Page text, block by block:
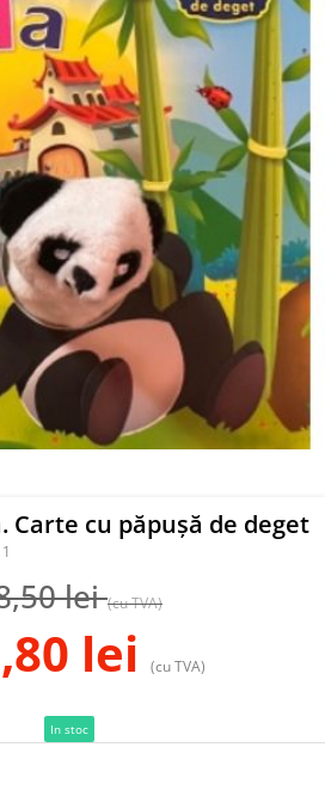
Carte cu păpușă de deget
lei (cu TVA)
lei (cu TVA)
In stoc